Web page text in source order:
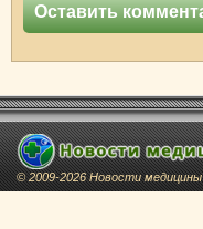
© 2009-2026 Новости медицины